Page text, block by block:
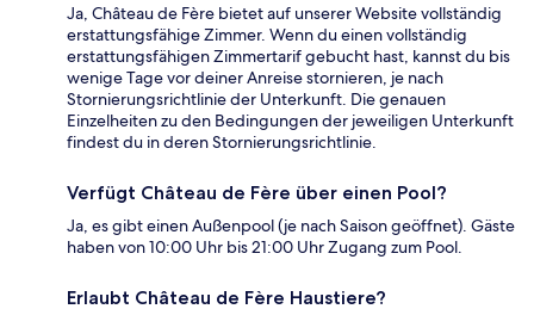
Ja, Château de Fère bietet auf unserer Website vollständig
erstattungsfähige Zimmer. Wenn du einen vollständig
erstattungsfähigen Zimmertarif gebucht hast, kannst du bis
wenige Tage vor deiner Anreise stornieren, je nach
Stornierungsrichtlinie der Unterkunft. Die genauen
Einzelheiten zu den Bedingungen der jeweiligen Unterkunft
findest du in deren Stornierungsrichtlinie.
Verfügt Château de Fère über einen Pool?
Ja, es gibt einen Außenpool (je nach Saison geöffnet). Gäste
haben von 10:00 Uhr bis 21:00 Uhr Zugang zum Pool.
Erlaubt Château de Fère Haustiere?